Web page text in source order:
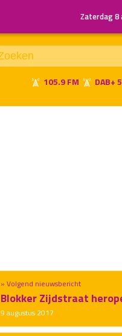
Zaterdag 8
105.9 FM DAB+
» Volgend nieuwsbericht
Blokker Zijdstraat
9 augustus 2017